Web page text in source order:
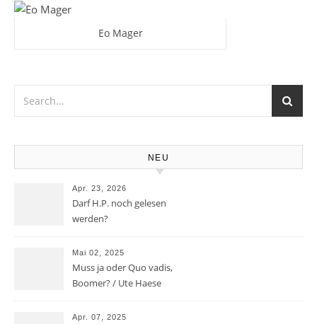
Eo Mager
NEU
Apr. 23, 2026
Darf H.P. noch gelesen
werden?
Mai 02, 2025
Muss ja oder Quo vadis,
Boomer? / Ute Haese
Apr. 07, 2025